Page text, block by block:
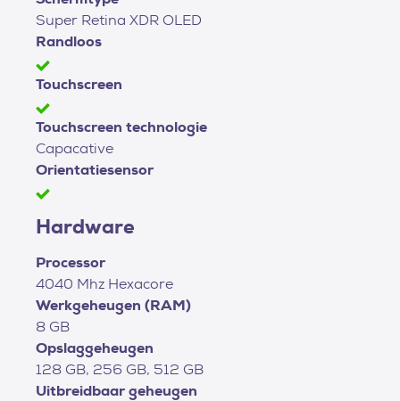
Super Retina XDR OLED
Randloos
Touchscreen
Touchscreen technologie
Capacative
Orientatiesensor
Hardware
Processor
4040 Mhz Hexacore
Werkgeheugen (RAM)
8 GB
Opslaggeheugen
128 GB, 256 GB, 512 GB
Uitbreidbaar geheugen